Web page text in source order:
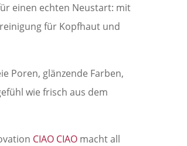
einen echten Neustart: mit
für Kopfhaut und
Poren, glänzende Farben,
wie frisch aus dem
CIAO CIAOmacht all